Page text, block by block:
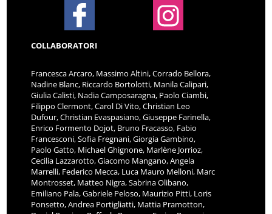
COLLABORATORI
Francesca Arcaro, Massimo Altini, Corrado Bellora,
Nadine Blanc, Riccardo Bortolotti, Manila Calipari,
Giulia Calisti, Nadia Camposaragna, Paolo Ciambi,
Filippo Clermont, Carol Di Vito, Christian Leo
Dufour, Christian Evaspasiano, Giuseppe Farinella,
Enrico Formento Dojot, Bruno Fracasso, Fabio
Francesconi, Sofia Fregnani, Giorgia Gambino,
Paolo Gatto, Michael Ghignone, Marlène Jorrioz,
Cecilia Lazzarotto, Giacomo Mangano, Angela
Marrelli, Federico Mecca, Luca Mauro Melloni, Marc
Montrosset, Matteo Nigra, Sabrina Olibano,
Emiliano Pala, Gabriele Peloso, Maurizio Pitti, Loris
Ponsetto, Andrea Portigliatti, Mattia Pramotton,